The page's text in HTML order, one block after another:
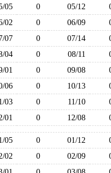
05 0 05/12
02 0 06/09
07 0 07/14
04 0 08/11
01 0 09/08
06 0 10/13
03 0 11/10
01 0 12/08
05 0 01/12
02 0 02/09